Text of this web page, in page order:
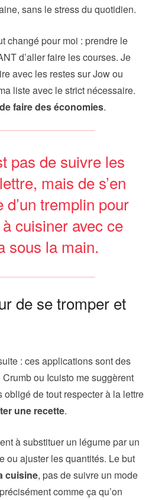
sans le stress du quotidien.
changé pour moi : prendre le
d’aller faire les courses. Je
avec les restes sur Jow ou
liste avec le strict nécessaire.
faire des économies.
pas de suivre les
mais de s’en
tremplin pour
cuisiner avec ce
sous la main.
de se tromper et
: ces applications sont des
ou Icuisto me suggèrent
obligé de tout respecter à la lettre
une recette.
à substituer un légume par un
ou ajuster les quantités. Le but
cuisine, pas de suivre un mode
comme ça qu’on